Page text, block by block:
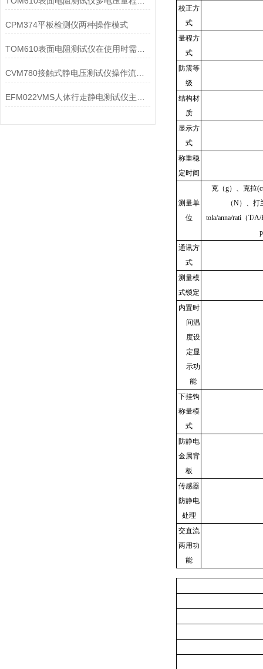
CPM374平板检测仪两种操作模式
TOM610表面电阻测试仪在使用时需要注意的方面有以下几点
CVM780接触式静电压测试仪操作流程和注意事项
校正方
式
量程方
式
防震等
级
结构材
质
显示方
式
称重稳
定时间
测量单
位
克（g）、克拉
（N）、
tola/anna/rati（T/
通讯方
式
测量模
式锁定
内置时
间温
度设
定显
示功
能
下挂钩
称量模
式
防静电
金属背
板
传感器
防静电
处理
交直流
两用功
能